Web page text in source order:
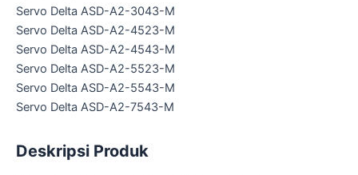
Servo Delta ASD-A2-3043-M
Servo Delta ASD-A2-4523-M
Servo Delta ASD-A2-4543-M
Servo Delta ASD-A2-5523-M
Servo Delta ASD-A2-5543-M
Servo Delta ASD-A2-7543-M
Deskripsi Produk